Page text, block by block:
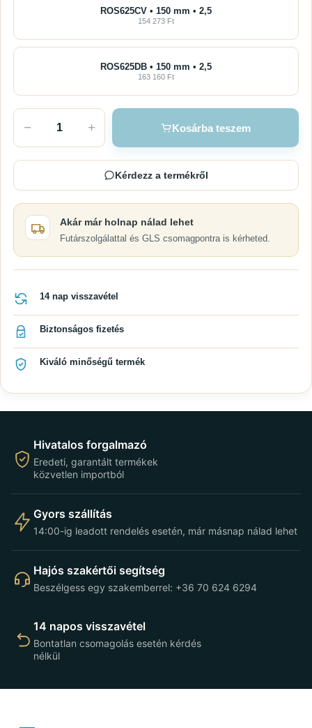
ROS625CV • 150 mm • 2,5
154 273 Ft
ROS625DB • 150 mm • 2,5
163 160 Ft
− + Kosárba teszem
Kérdezz a termékről
Akár már holnap nálad lehet
Futárszolgálattal és GLS csomagpontra is kérheted.
14 nap visszavétel
Biztonságos fizetés
Kiváló minőségű termék
Hivatalos forgalmazó
Eredeti, garantált termékek
közvetlen importból
Gyors szállítás
14:00-ig leadott rendelés esetén, már másnap nálad lehet
Hajós szakértői segítség
Beszélgess egy szakemberrel: +36 70 624 6294
14 napos visszavétel
Bontatlan csomagolás esetén kérdés
nélkül